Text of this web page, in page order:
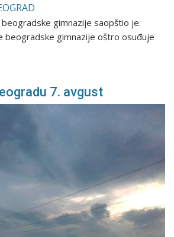
gimnazije saopštio je:
beogradske gimnazije oštro osuđuje
7. avgust